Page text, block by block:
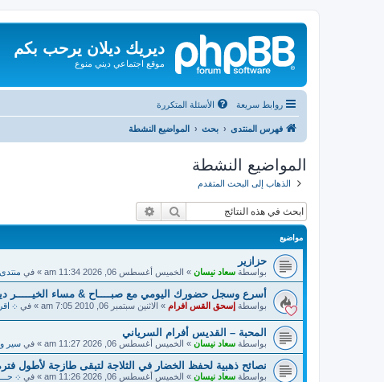
ديريك ديلان يرحب بكم
موقع اجتماعي ديني منوع
روابط سريعة الأسئلة المتكررة
فهرس المنتدى بحث المواضيع النشطة
المواضيع النشطة
الذهاب إلى البحث المتقدم
بحث
مواضيع
حزازير
بواسطة سعاد نيسان » الخميس أغسطس 06, 2026 11:34 am » في
أسرع وسجل حضورك اليومي مع صبــــاح & مساء
بواسطة إسحق القس افرام » الاثنين سبتمبر 06, 2010 7:05 am » في ܀
المحبة – القديس أفرام السرياني
بواسطة سعاد نيسان » الخميس أغسطس 06, 2026 11:27 am » في سير
نصائح ذهبية لحفظ الخضار في الثلاجة لتبقى طازجة لأطول
بواسطة سعاد نيسان » الخميس أغسطس 06, 2026 11:26 am » في ܀